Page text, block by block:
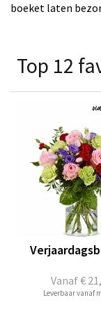
boeket laten
Top 12
Vanaf€
Leverbaar vanaf